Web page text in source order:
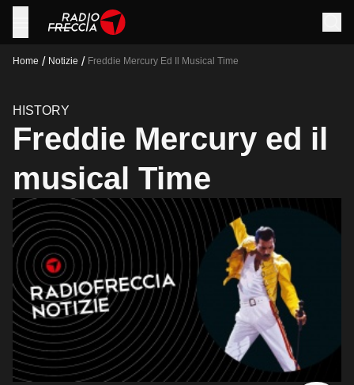
Home / Notizie / Freddie Mercury Ed Il Musical Time
HISTORY
Freddie Mercury ed il
musical Time